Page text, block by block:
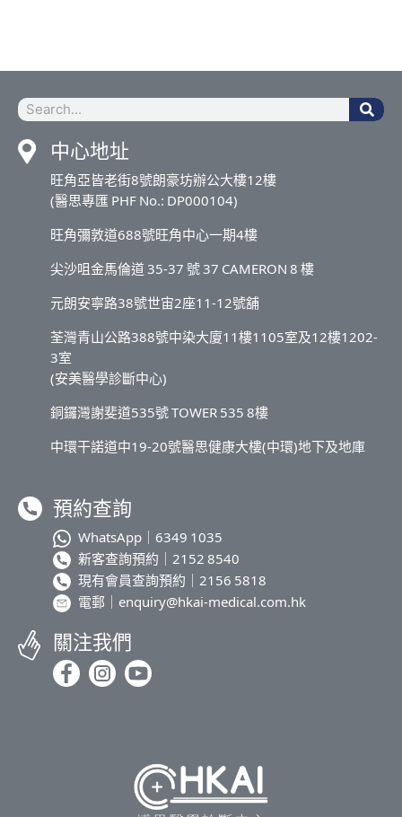
Search
中心地址
旺角亞皆老街8號朗豪坊辦公大樓12樓
(醫思專匯 PHF No.: DP000104)
旺角彌敦道688號旺角中心一期4樓
尖沙咀金馬倫道 35-37 號 37 CAMERON 8 樓
元朗安寧路38號世宙2座11-12號舖
荃灣青山公路388號中染大廈11樓1105室及12樓1202-
3室
(安美醫學診斷中心)
銅鑼灣謝斐道535號 TOWER 535 8樓
中環干諾道中19-20號醫思健康大樓(中環)地下及地庫
預約查詢
WhatsApp｜ 6349 1035
新客查詢預約｜ 2152 8540
現有會員查詢預約｜ 2156 5818
電郵｜ enquiry@hkai-medical.com.hk
關注我們